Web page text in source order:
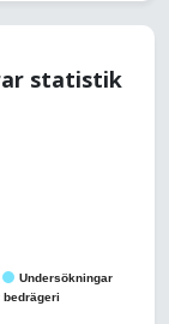
statistik
Undersökningar